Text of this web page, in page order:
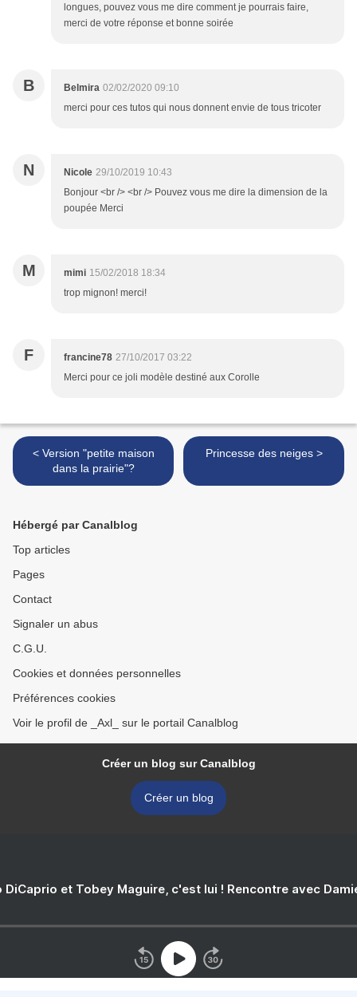
longues, pouvez vous me dire comment je pourrais faire,
merci de votre réponse et bonne soirée
B Belmira 02/02/2020 09:10
merci pour ces tutos qui nous donnent envie de tous tricoter
N Nicole 29/10/2019 10:43
Bonjour <br /> <br /> Pouvez vous me dire la dimension de la
poupée Merci
M mimi 15/02/2018 18:34
trop mignon! merci!
F francine78 27/10/2017 03:22
Merci pour ce joli modèle destiné aux Corolle
< Version "petite maison
dans la prairie"?
Princesse des neiges >
Hébergé par Canalblog
Top articles
Pages
Contact
Signaler un abus
C.G.U.
Cookies et données personnelles
Préférences cookies
Voir le profil de _Axl_ sur le portail Canalblog
Créer un blog sur Canalblog
Créer un blog
DiCaprio et Tobey Maguire, c'est lui ! Rencontre avec